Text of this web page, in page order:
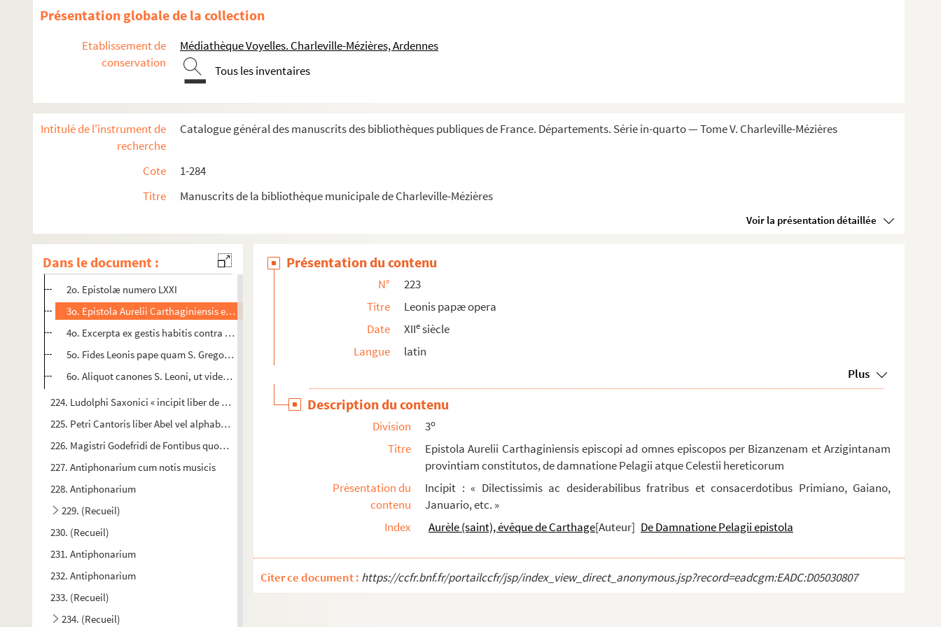
Présentation globale de la collection
Etablissement de
conservation
Médiathèque Voyelles. Charleville-Mézières, Ardennes
Tous les inventaires
Intitulé de l'instrument de
recherche
Catalogue général des manuscrits des bibliothèques publiques de France. Départements. Série in-quarto — Tome V. Charleville-Mézières
Cote
1-284
Titre
Manuscrits de la bibliothèque municipale de Charleville-Mézières
Voir la présentation détaillée
Dans le document :
213. Passiones et vitæ sanctorum
214. Passiones ac vitæ sanctorum
215. Chronique française des choses advenues depuis le commencement du monde jusqu'à la naissance de Jésu...
217. Incipit expositio Bede presbiteri super Marcum
218. Incipit summa festivalium sermonum magistri Johannis de Abbatisvilla
220. Sermones beati Petri Chrysologi, archyepiscopi Ravennatis, numero centum septuaginta quinque
221. Joh. Cassiani opera
223. Leonis papæ opera
1o. Homiliæ numero XCI
2o. Epistolæ numero LXXI
3o. Epistola Aurelii Carthaginiensis episcopi ad omnes episcopos per Bizanzenam et Arzigintanam provinti...
4o. Excerpta ex gestis habitis contra Pelagium hereticum et alia ex libellis ejus quæ in Palestina sibi ...
5o. Fides Leonis pape quam S. Gregorius in epistolis suis mirabiliter laudat ita dicens : « Quisquis fid...
6o. Aliquot canones S. Leoni, ut videtur, adscribendi
224. Ludolphi Saxonici « incipit liber de vita Christi per modum meditationis. Et primo quedam preambula ...
225. Petri Cantoris liber Abel vel alphabetum theologiæ. Incipit « Abel dicitur principium ecclesiæ tribu...
226. Magistri Godefridi de Fontibus quodlibeta
227. Antiphonarium cum notis musicis
228. Antiphonarium
229. (Recueil)
230. (Recueil)
231. Antiphonarium
232. Antiphonarium
233. (Recueil)
234. (Recueil)
Présentation du contenu
N°
223
Titre
Leonis papæ opera
Date
XIIesiècle
Langue
latin
Plus
Description du contenu
Division 3o
Titre
Epistola Aurelii Carthaginiensis episcopi ad omnes episcopos per Bizanzenam et Arzigintanam
provintiam constitutos, de damnatione Pelagii atque Celestii hereticorum
Présentation du
contenu
Incipit : « Dilectissimis ac desiderabilibus fratribus et consacerdotibus Primiano, Gaiano,
Januario, etc. »
Index
Aurèle (saint), évêque de Carthage[Auteur] De Damnatione Pelagii epistola
Citer ce document : https://ccfr.bnf.fr/portailccfr/jsp/index_view_direct_anonymous.jsp?record=eadcgm:EADC:D05030807